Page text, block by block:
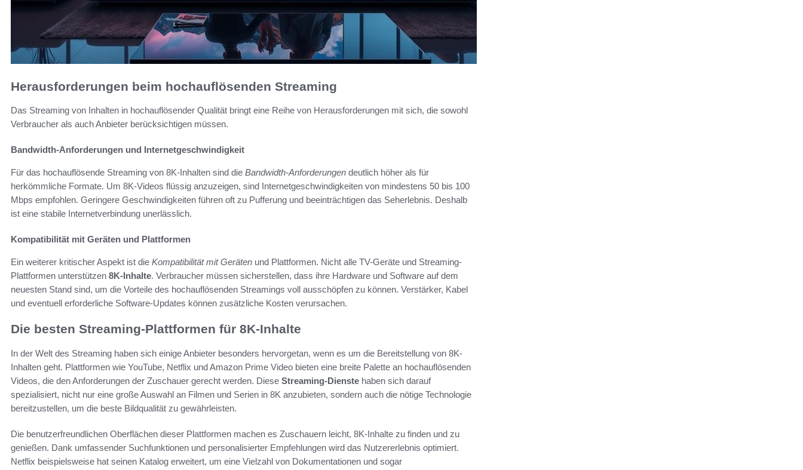
Herausforderungen beim hochauflösenden Streaming
Das Streaming von Inhalten in hochauflösender Qualität bringt eine Reihe von Herausforderungen mit sich, die sowohl
Verbraucher als auch Anbieter berücksichtigen müssen.
Bandwidth-Anforderungen und Internetgeschwindigkeit
Für das hochauflösende Streaming von 8K-Inhalten sind die Bandwidth-Anforderungen deutlich höher als für
herkömmliche Formate. Um 8K-Videos flüssig anzuzeigen, sind Internetgeschwindigkeiten von mindestens 50 bis 100
Mbps empfohlen. Geringere Geschwindigkeiten führen oft zu Pufferung und beeinträchtigen das Seherlebnis. Deshalb
ist eine stabile Internetverbindung unerlässlich.
Kompatibilität mit Geräten und Plattformen
Ein weiterer kritischer Aspekt ist die Kompatibilität mit Geräten und Plattformen. Nicht alle TV-Geräte und Streaming-
Plattformen unterstützen 8K-Inhalte. Verbraucher müssen sicherstellen, dass ihre Hardware und Software auf dem
neuesten Stand sind, um die Vorteile des hochauflösenden Streamings voll ausschöpfen zu können. Verstärker, Kabel
und eventuell erforderliche Software-Updates können zusätzliche Kosten verursachen.
Die besten Streaming-Plattformen für 8K-Inhalte
In der Welt des Streaming haben sich einige Anbieter besonders hervorgetan, wenn es um die Bereitstellung von 8K-
Inhalten geht. Plattformen wie YouTube, Netflix und Amazon Prime Video bieten eine breite Palette an hochauflösenden
Videos, die den Anforderungen der Zuschauer gerecht werden. Diese Streaming-Dienste haben sich darauf
spezialisiert, nicht nur eine große Auswahl an Filmen und Serien in 8K anzubieten, sondern auch die nötige Technologie
bereitzustellen, um die beste Bildqualität zu gewährleisten.
Die benutzerfreundlichen Oberflächen dieser Plattformen machen es Zuschauern leicht, 8K-Inhalte zu finden und zu
genießen. Dank umfassender Suchfunktionen und personalisierter Empfehlungen wird das Nutzererlebnis optimiert.
Netflix beispielsweise hat seinen Katalog erweitert, um eine Vielzahl von Dokumentationen und sogar